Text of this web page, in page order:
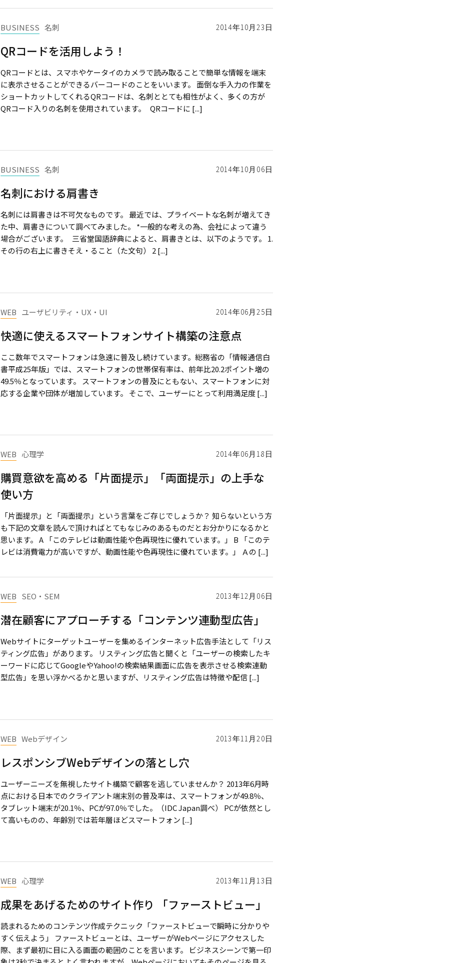
2014年10月23日
BUSINESS 名刺
QRコードを活用しよう！
QRコードとは、スマホやケータイのカメラで読み取ることで簡単な情報を端末
に表示させることができるバーコードのことをいいます。 面倒な手入力の作業を
ショートカットしてくれるQRコードは、名刺ととても相性がよく、多くの方が
QRコード入りの名刺を使用されています。 QRコードに [...]
2014年10月06日
BUSINESS 名刺
名刺における肩書き
名刺には肩書きは不可欠なものです。 最近では、プライベートな名刺が増えてき
た中、肩書きについて調べてみました。 *一般的な考えの為、会社によって違う
場合がございます。 三省堂国語辞典によると、肩書きとは、以下のようです。 1.
その行の右上に書きそえ・ること（た文句） 2 [...]
2014年06月25日
WEB ユーザビリティ・UX・UI
快適に使えるスマートフォンサイト構築の注意点
ここ数年でスマートフォンは急速に普及し続けています。総務省の「情報通信白
書平成25年版」では、スマートフォンの世帯保有率は、前年比20.2ポイント増の
49.5％となっています。 スマートフォンの普及にともない、スマートフォンに対
応する企業や団体が増加しています。 そこで、ユーザーにとって利用満足度 [...]
2014年06月18日
WEB 心理学
購買意欲を高める「片面提示」「両面提示」の上手な
使い方
「片面提示」と「両面提示」という言葉をご存じでしょうか？ 知らないという方
も下記の文章を読んで頂ければとてもなじみのあるものだとお分かりになるかと
思います。 A 「このテレビは動画性能や色再現性に優れています。」 B 「このテ
レビは消費電力が高いですが、動画性能や色再現性に優れています。」 Ａの [...]
2013年12月06日
WEB SEO・SEM
潜在顧客にアプローチする「コンテンツ連動型広告」
Webサイトにターゲットユーザーを集めるインターネット広告手法として「リス
ティング広告」があります。 リスティング広告と聞くと「ユーザーの検索したキ
ーワードに応じてGoogleやYahoo!の検索結果画面に広告を表示させる検索連動
型広告」を思い浮かべるかと思いますが、リスティング広告は特徴や配信 [...]
2013年11月20日
WEB Webデザイン
レスポンシブWebデザインの落とし穴
ユーザーニーズを無視したサイト構築で顧客を逃していませんか？ 2013年6月時
点における日本でのクライアント端末別の普及率は、スマートフォンが49.8％、
タブレット端末が20.1％、PCが97.0％でした。（IDC Japan調べ） PCが依然とし
て高いものの、年齢別では若年層ほどスマートフォン [...]
2013年11月13日
WEB 心理学
成果をあげるためのサイト作り 「ファーストビュー」
読まれるためのコンテンツ作成テクニック「ファーストビューで瞬時に分かりや
すく伝えよう」 ファーストビューとは、ユーザーがWebページにアクセスした
際、まず最初に目に入る画面の範囲のことを言います。 ビジネスシーンで第一印